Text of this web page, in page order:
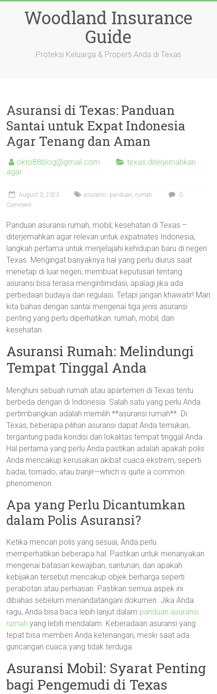
Woodland Insurance
Guide
Proteksi Keluarga & Properti Anda di Texas
Asuransi di Texas: Panduan
Santai untuk Expat Indonesia
Agar Tenang dan Aman
okto88blog@gmail.com
texas diterjemahkan
agar
August 3, 2025 asuransi, panduan, rumah
0
Comment
Panduan asuransi rumah, mobil, kesehatan di Texas –
diterjemahkan agar relevan untuk expatriates Indonesia,
langkah pertama untuk menjelajahi kehidupan baru di negeri
Texas. Mengingat banyaknya hal yang perlu diurus saat
menetap di luar negeri, membuat keputusan tentang
asuransi bisa terasa mengintimidasi, apalagi jika ada
perbedaan budaya dan regulasi. Tetapi jangan khawatir! Mari
kita bahas dengan santai mengenai tiga jenis asuransi
penting yang perlu diperhatikan: rumah, mobil, dan
kesehatan.
Asuransi Rumah: Melindungi
Tempat Tinggal Anda
Menghuni sebuah rumah atau apartemen di Texas tentu
berbeda dengan di Indonesia. Salah satu yang perlu Anda
pertimbangkan adalah memilih **asuransi rumah**. Di
Texas, beberapa pilihan asuransi dapat Anda temukan,
tergantung pada kondisi dan lokalitas tempat tinggal Anda.
Hal pertama yang perlu Anda pastikan adalah apakah polis
Anda mencakup kerusakan akibat cuaca ekstrem, seperti
badai, tornado, atau banjir—which is quite a common
phenomenon.
Apa yang Perlu Dicantumkan
dalam Polis Asuransi?
Ketika mencari polis yang sesuai, Anda perlu
memperhatikan beberapa hal. Pastikan untuk menanyakan
mengenai batasan kewajiban, santunan, dan apakah
kebijakan tersebut mencakup objek berharga seperti
perabotan atau perhiasan. Pastikan semua aspek ini
dibahas sebelum menandatangani dokumen. Jika Anda
ragu, Anda bisa baca lebih lanjut dalam panduan asuransi
rumah yang lebih mendalam. Keberadaan asuransi yang
tepat bisa memberi Anda ketenangan, meski saat ada
guncangan cuaca yang tidak terduga.
Asuransi Mobil: Syarat Penting
bagi Pengemudi di Texas